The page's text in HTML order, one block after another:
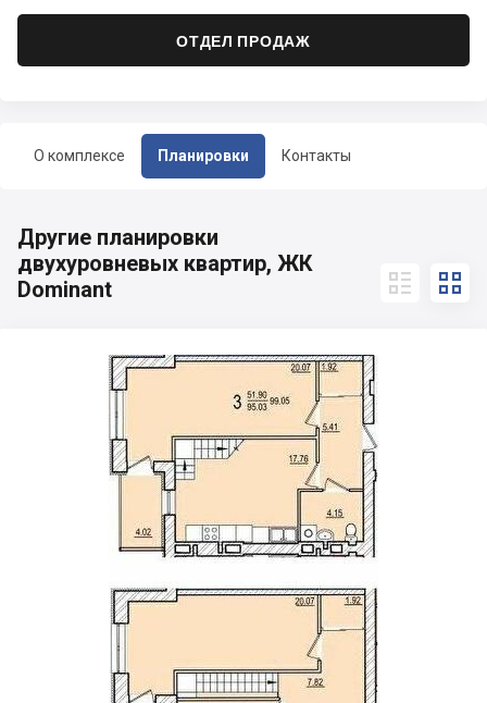
О комплексе Планировки Контакты
ОТДЕЛ ПРОДАЖ
Другие планировки
двухуровневых квартир, ЖК
Dominant
 